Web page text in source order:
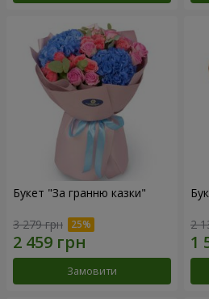
Букет "За гранню казки"
3 279 грн
Замовити
2